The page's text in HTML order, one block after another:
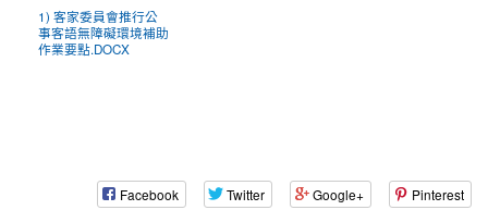
1) 客家委員會推行公
事客語無障礙環境補助
作業要點.DOCX
Facebook Twitter Google+ Pinterest